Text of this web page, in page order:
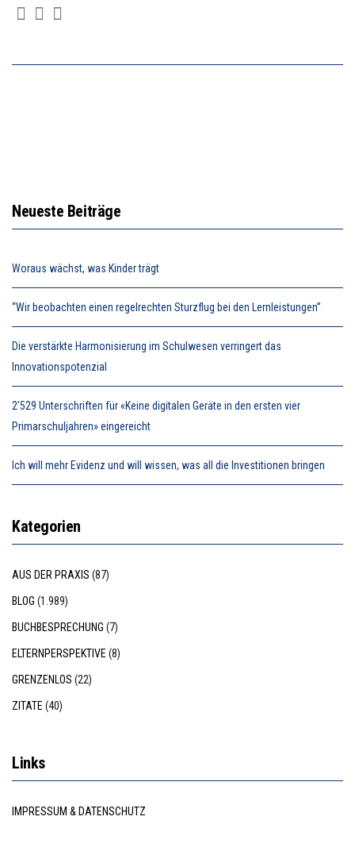
Neueste Beiträge
Woraus wächst, was Kinder trägt
“Wir beobachten einen regelrechten Sturzflug bei den Lernleistungen”
Die verstärkte Harmonisierung im Schulwesen verringert das
Innovationspotenzial
2’529 Unterschriften für «Keine digitalen Geräte in den ersten vier
Primarschuljahren» eingereicht
Ich will mehr Evidenz und will wissen, was all die Investitionen bringen
Kategorien
AUS DER PRAXIS (87)
BLOG (1.989)
BUCHBESPRECHUNG (7)
ELTERNPERSPEKTIVE(8)
GRENZENLOS (22)
ZITATE(40)
Links
IMPRESSUM & DATENSCHUTZ